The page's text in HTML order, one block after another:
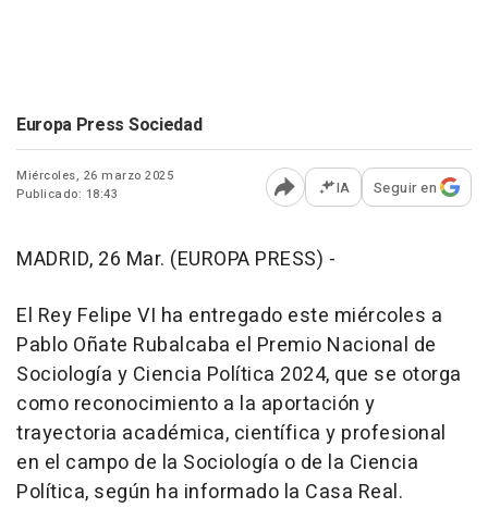
Europa Press Sociedad
Miércoles, 26 marzo 2025
Publicado: 18:43
Abrir opciones para
IA Seguir en
MADRID, 26 Mar. (EUROPA PRESS) -
El Rey Felipe VI ha entregado este miércoles a
Pablo Oñate Rubalcaba el Premio Nacional de
Sociología y Ciencia Política 2024, que se otorga
como reconocimiento a la aportación y
trayectoria académica, científica y profesional
en el campo de la Sociología o de la Ciencia
Política, según ha informado la Casa Real.